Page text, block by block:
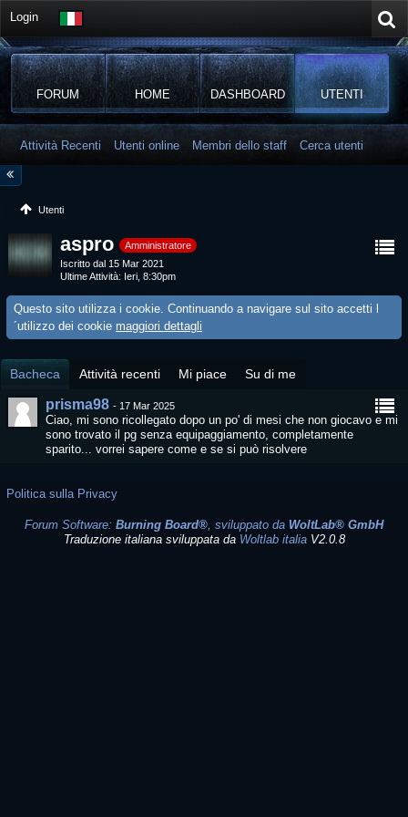
Login
FORUM HOME DASHBOARD UTENTI
Attività Recenti Utenti online Membri dello staff Cerca utenti
Utenti
aspro
Amministratore
Iscritto dal 15 Mar 2021
Ultime Attività Ieri, 8:30pm
Questo sito utilizza i cookie. Continuando a navigare sul sito accetti l
´utilizzo dei cookie maggiori dettagli
Bacheca Attività recenti Mi piace Su di me
prisma98 - 17 Mar 2025
Ciao, mi sono ricollegato dopo un po' di mesi che non giocavo e mi
sono trovato il pg senza equipaggiamento, completamente
sparito... vorrei sapere come e se si può risolvere
Politica sulla Privacy
Forum Software: Burning Board®, sviluppato da WoltLab® GmbH
Traduzione italiana sviluppata da Woltlab italiaV2.0.8